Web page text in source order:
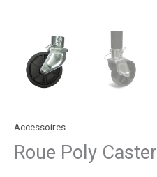
Accessoires
Roue Poly Caster